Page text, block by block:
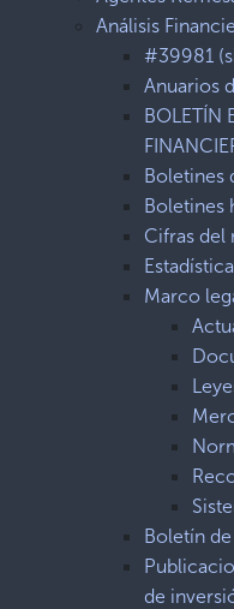
Análisis
#39981
Anuarios
BOLETÍN
Boletines
Boletines
Cifras del
Marco
Boletín
de